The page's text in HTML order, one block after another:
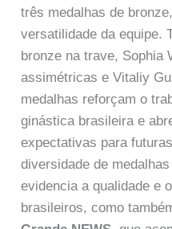
três medalhas de
versatilidade da equipe.
bronze na trave, Sophia
assimétricas e Vitaliy
medalhas reforçam o
ginástica brasileira e
expectativas para
diversidade de
evidencia a qualidade e
brasileiros, como